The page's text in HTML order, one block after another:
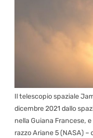
Il telescopio spaziale
dicembre 2021 dallo
nella Guiana Francese,
razzo Ariane 5 (NASA)